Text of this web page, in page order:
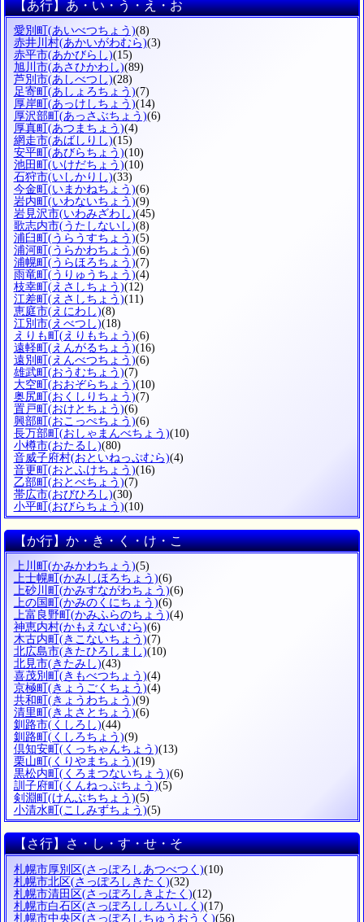
【あ行】あ・い・う・え・お
愛別町 (あいべつちょう)(8)
赤井川村(あかいがわむら)(3)
赤平市(あかびらし)(15)
旭川市(あさひかわし)(89)
芦別市(あしべつし)(28)
足寄町 (あしょろちょう)(7)
厚岸町 (あっけしちょう)(14)
厚沢部町 (あっさぶちょう)(6)
厚真町 (あつまちょう)(4)
網走市(あばしりし)(15)
安平町 (あびらちょう)(10)
池田町 (いけだちょう)(10)
石狩市(いしかりし)(33)
今金町 (いまかねちょう)(6)
岩内町 (いわないちょう)(9)
岩見沢市(いわみざわし)(45)
歌志内市(うたしないし)(8)
浦臼町 (うらうすちょう)(5)
浦河町 (うらかわちょう)(6)
浦幌町 (うらほろちょう)(7)
雨竜町 (うりゅうちょう)(4)
枝幸町 (えさしちょう)(12)
江差町 (えさしちょう)(11)
恵庭市(えにわし)(8)
江別市(えべつし)(18)
えりも町 (えりもちょう)(6)
遠軽町 (えんがるちょう)(16)
遠別町 (えんべつちょう)(6)
雄武町 (おうむちょう)(7)
大空町 (おおぞらちょう)(10)
奥尻町 (おくしりちょう)(7)
置戸町 (おけとちょう)(6)
興部町 (おこっぺちょう)(6)
長万部町 (おしゃまんべちょう)(10)
小樽市(おたるし)(80)
音威子府村(おといねっぷむら)(4)
音更町 (おとふけちょう)(16)
乙部町 (おとべちょう)(7)
帯広市(おびひろし)(30)
小平町 (おびらちょう)(10)
【か行】か・き・く・け・こ
上川町 (かみかわちょう)(5)
上士幌町 (かみしほろちょう)(6)
上砂川町 (かみすながわちょう)(6)
上の国町 (かみのくにちょう)(6)
上富良野町 (かみふらのちょう)(4)
神恵内村(かもえないむら)(6)
木古内町 (きこないちょう)(7)
北広島市(きたひろしまし)(10)
北見市(きたみし)(43)
喜茂別町 (きもべつちょう)(4)
京極町 (きょうごくちょう)(4)
共和町 (きょうわちょう)(9)
清里町 (きよさとちょう)(6)
釧路市(くしろし)(44)
釧路町 (くしろちょう)(9)
倶知安町 (くっちゃんちょう)(13)
栗山町 (くりやまちょう)(19)
黒松内町 (くろまつないちょう)(6)
訓子府町 (くんねっぷちょう)(5)
剣淵町 (けんぶちちょう)(5)
小清水町 (こしみずちょう)(5)
【さ行】さ・し・す・せ・そ
札幌市厚別区(さっぽろしあつべつく)(10)
札幌市北区(さっぽろしきたく)(32)
札幌市清田区(さっぽろしきよたく)(12)
札幌市白石区(さっぽろししろいしく)(17)
札幌市中央区(さっぽろしちゅうおうく)(56)